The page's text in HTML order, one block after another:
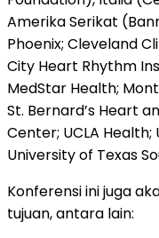
Amerika Serikat
Phoenix; Cleveland
City Heart Rhythm
MedStar Health;
St. Bernard’s Heart
Center; UCLA
University of Texas
Konferensi ini juga
tujuan, antara lain: